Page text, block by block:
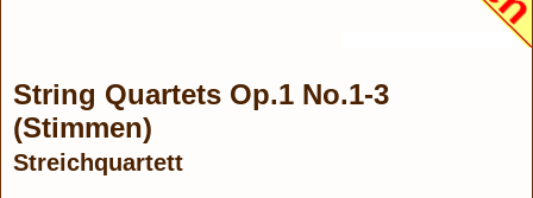
String Quartets Op.1 No.1-3
(Stimmen)
Streichquartett